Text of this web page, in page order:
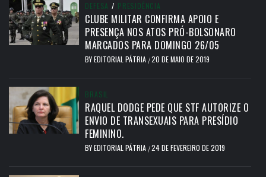
DEFESA / PRESIDÊNCIA
CLUBE MILITAR CONFIRMA APOIO E
PRESENÇA NOS ATOS PRÓ-BOLSONARO
MARCADOS PARA DOMINGO 26/05
BYEDITORIAL PÁTRIA /20 DE MAIO DE 2019
BRASIL
RAQUEL DODGE PEDE QUE STF AUTORIZE O
ENVIO DE TRANSEXUAIS PARA PRESÍDIO
FEMININO.
BYEDITORIAL PÁTRIA /24 DE FEVEREIRO DE 2019